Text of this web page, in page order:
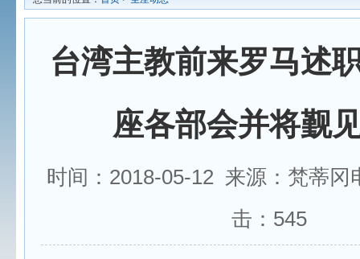
台湾主教前来罗马述
座各部会并将觐
时间：2018-05-12 来源：梵蒂
击： 545